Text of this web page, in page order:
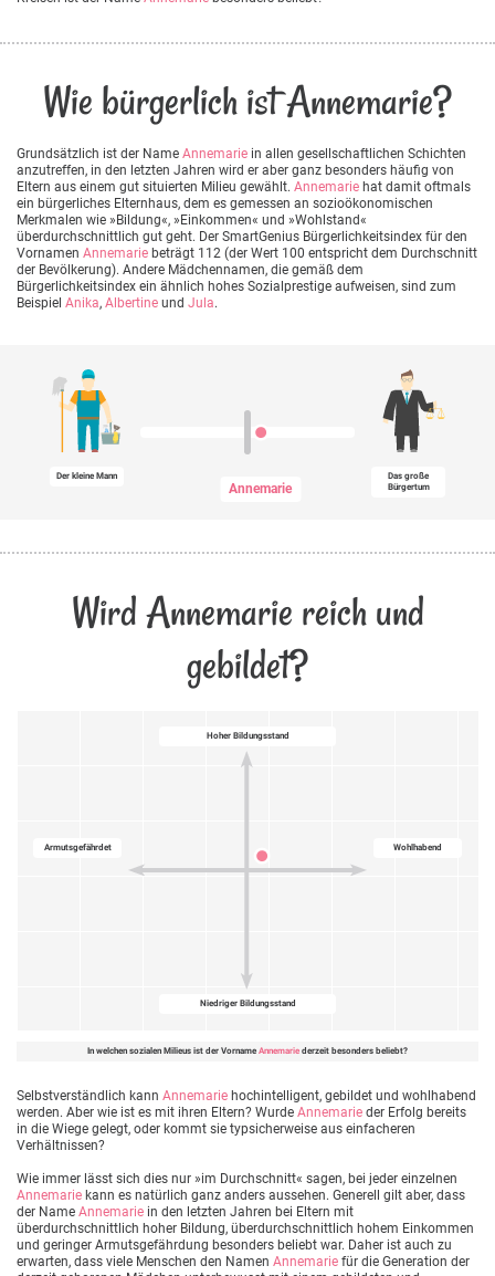
Wie bürgerlich ist Annemarie?
Grundsätzlich ist der Name Annemarie in allen gesellschaftlichen Schichten
anzutreffen, in den letzten Jahren wird er aber ganz besonders häufig von
Eltern aus einem gut situierten Milieu gewählt. Annemarie hat damit oftmals
ein bürgerliches Elternhaus, dem es gemessen an sozioökonomischen
Merkmalen wie »Bildung«, »Einkommen« und »Wohlstand«
überdurchschnittlich gut geht. Der SmartGenius Bürgerlichkeitsindex für den
Vornamen Annemarie beträgt 112 (der Wert 100 entspricht dem Durchschnitt
der Bevölkerung). Andere Mädchennamen, die gemäß dem
Bürgerlichkeitsindex ein ähnlich hohes Sozialprestige aufweisen, sind zum
Beispiel Anika, Albertine und Jula.
Der kleine Mann
Annemarie
Das große
Bürgertum
Wird Annemarie reich und
gebildet?
Hoher Bildungsstand
Wohlhabend
Niedriger Bildungsstand
Armutsgefährdet
In welchen sozialen Milieus ist der Vorname Annemarie derzeit besonders beliebt?
Selbstverständlich kann Annemarie hochintelligent, gebildet und wohlhabend
werden. Aber wie ist es mit ihren Eltern? Wurde Annemarie der Erfolg bereits
in die Wiege gelegt, oder kommt sie typsicherweise aus einfacheren
Verhältnissen?
Wie immer lässt sich dies nur »im Durchschnitt« sagen, bei jeder einzelnen
Annemarie kann es natürlich ganz anders aussehen. Generell gilt aber, dass
der Name Annemarie in den letzten Jahren bei Eltern mit
überdurchschnittlich hoher Bildung, überdurchschnittlich hohem Einkommen
und geringer Armutsgefährdung besonders beliebt war. Daher ist auch zu
erwarten, dass viele Menschen den Namen Annemarie für die Generation der